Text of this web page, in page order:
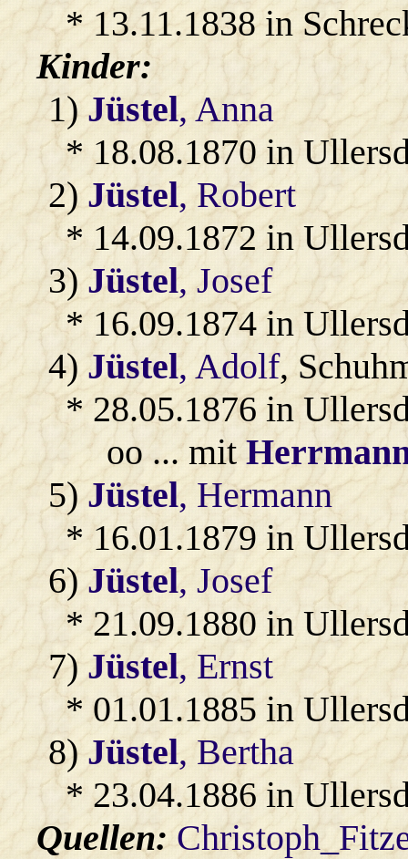
* 13.11.1838 in
Kinder:
1)Jüstel, Anna
* 18.08.1870 in
2)Jüstel, Robert
* 14.09.1872 in
3)Jüstel, Josef
* 16.09.1874 in
4)Jüstel, Adolf,
* 28.05.1876 in
oo ... mit
5)Jüstel, Hermann
* 16.01.1879 in
6)Jüstel, Josef
* 21.09.1880 in
7)Jüstel, Ernst
* 01.01.1885 in
8)Jüstel, Bertha
* 23.04.1886 in
Quellen: